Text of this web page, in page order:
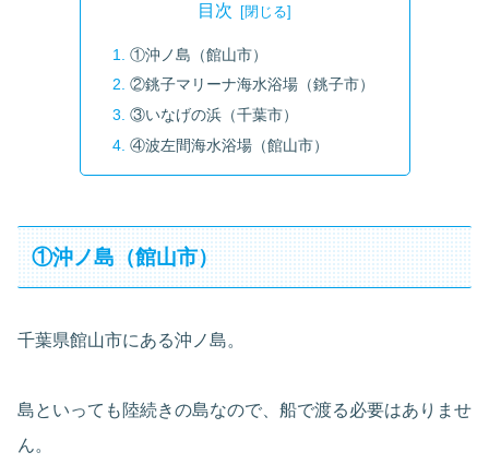
目次
①沖ノ島（館山市）
②銚子マリーナ海水浴場（銚子市）
③いなげの浜（千葉市）
④波左間海水浴場（館山市）
①沖ノ島（館山市）
千葉県館山市にある沖ノ島。
島といっても陸続きの島なので、船で渡る必要はありませ
ん。